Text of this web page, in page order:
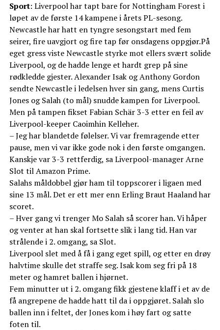
Sport: Liverpool har tapt bare for Nottingham Forest i
løpet av de første 14 kampene i årets PL-sesong.
Newcastle har hatt en tyngre sesongstart med fem
seirer, fire uavgjort og fire tap før onsdagens oppgjør.På
eget gress viste Newcastle styrke mot ellers svært solide
Liverpool, og de hadde lenge et hardt grep på sine
rødkledde gjester. Alexander Isak og Anthony Gordon
sendte Newcastle i ledelsen hver sin gang, mens Curtis
Jones og Salah (to mål) snudde kampen for Liverpool.
Men på tampen fikset Fabian Schär 3-3 etter en feil av
Liverpool-keeper Caoimhin Kelleher.
– Jeg har blandetde følelser. Vi var fremragende etter
pause, men vi var ikke gode nok i den første omgangen.
Kanskje var 3-3 rettferdig, sa Liverpool-manager Arne
Slot til Amazon Prime.
Salahs måldobbel gjør ham til toppscorer i ligaen med
sine 13 mål. Det er ett mer enn Erling Braut Haaland har
scoret.
– Hver gang vi trenger Mo Salah så scorer han. Vi håper
og venter at han skal fortsette slik i lang tid. Han var
strålende i 2. omgang, sa Slot.
Liverpool slet med å få i gang eget spill, og etter en drøy
halvtime skulle det straffe seg. Isak kom seg fri på 18
meter og hamret ballen i hjørnet.
Fem minutter ut i 2. omgang fikk gjestene klaff i et av de
få angrepene de hadde hatt til da i oppgjøret. Salah slo
ballen inn i feltet, der Jones kom i høy fart og satte
foten til.